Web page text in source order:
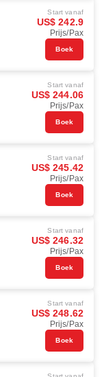
Start vanaf
US$ 242.9
Prijs/Pax
Boek
Start vanaf
US$ 244.06
Prijs/Pax
Boek
Start vanaf
US$ 245.42
Prijs/Pax
Boek
Start vanaf
US$ 246.32
Prijs/Pax
Boek
Start vanaf
US$ 248.62
Prijs/Pax
Boek